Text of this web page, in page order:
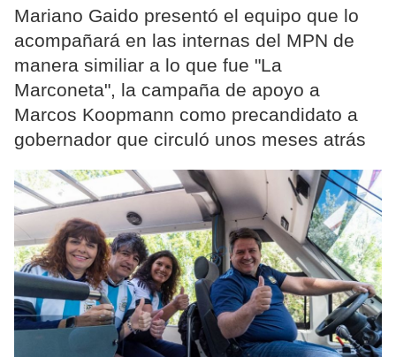
Mariano Gaido presentó el equipo que lo
acompañará en las internas del MPN de
manera similiar a lo que fue "La
Marconeta", la campaña de apoyo a
Marcos Koopmann como precandidato a
gobernador que circuló unos meses atrás